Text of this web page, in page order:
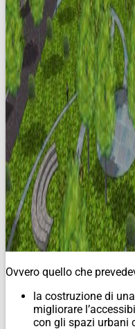
Ovvero quello che
la costruzione di
migliorare
con gli spazi urbani